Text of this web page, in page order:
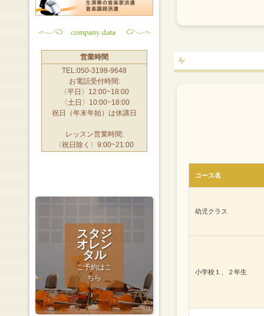
コース名
幼児クラス
小学校１、２年生
営業時間
TEL:050-3198-9648
お電話受付時間:
〈平日〉12:00~18:00
〈土日〉10:00~18:00
祝日（年末年始）は休講日
レッスン営業時間:
〈祝日除く〉9:00~21:00
スタジ
オレン
タル
ご予約はこ
ちら